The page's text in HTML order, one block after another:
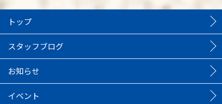
トップ
スタッフブログ
お知らせ
イベント